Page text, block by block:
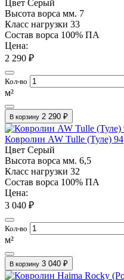
Цвет Серый
Высота ворса мм. 7
Класс нагрузки 33
Состав ворса 100% ПА
Цена:
2 290 ₽
Кол-во
м²
В корзину 2 290 ₽
Ковролин AW Tulle (Туле) 94
Цвет Серый
Высота ворса мм. 6,5
Класс нагрузки 32
Состав ворса 100% ПА
Цена:
3 040 ₽
Кол-во
м²
В корзину 3 040 ₽